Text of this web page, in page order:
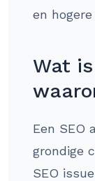
en
Wat
Een SEO
grondige
SEO